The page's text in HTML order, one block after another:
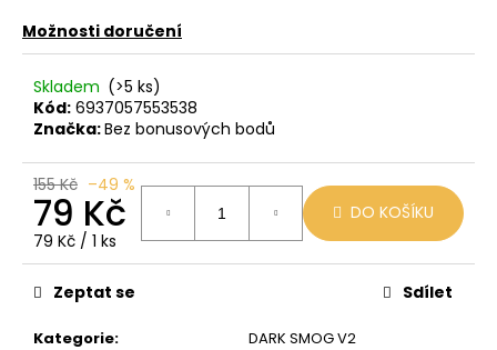
Možnosti doručení
Skladem (>5 ks)
Kód: 6937057553538
Značka:Bez bonusových bodů
155 Kč –49 %
79 Kč
Měrná
cena:
79 Kč / 1 ks
DO KOŠÍKU
Kategorie:
DARK SMOG V2
Zeptat se Sdílet
p
o
u
č
e
m
BABOON